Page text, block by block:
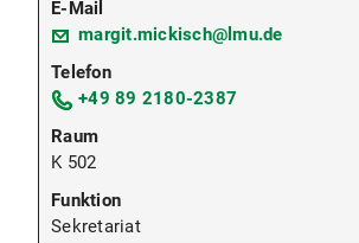
margit.mickisch@lmu.de
+49 89 2180-2387
K 502
Sekretariat